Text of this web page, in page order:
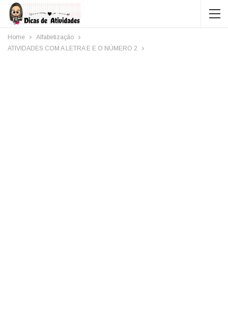
Home
Alfabetização
ATIVIDADES COM A LETRA E E O NÚMERO 2